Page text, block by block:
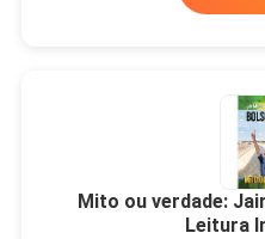
Mito ou verdade:
Leitura